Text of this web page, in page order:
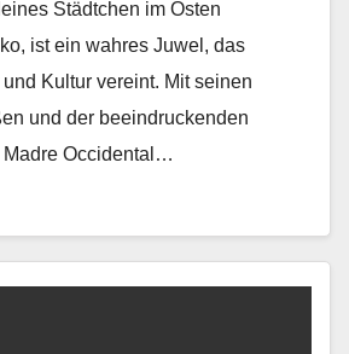
Städtchen im Osten
ist ein wahres Juwel, das
Kultur vereint. Mit seinen
und der beeindruckenden
Madre Occidental…